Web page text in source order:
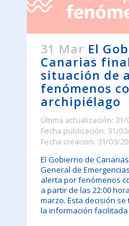
31 Mar El
Canarias
situación de
fenómenos
archipiélago
Última actualización: 31/
Fecha publicación: 31/
Fecha creacion: 31/03/
El Gobierno de
General de
alerta por fenómenos
a partir de las 22:00
marzo. Esta decisión
la información facilitada